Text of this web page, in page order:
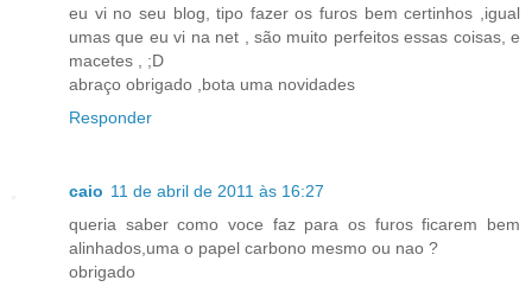
eu vi no seu blog, tipo fazer os furos bem certinhos ,igual
umas que eu vi na net , são muito perfeitos essas coisas, e
macetes , ;D
abraço obrigado ,bota uma novidades
Responder
caio 11 de abril de 2011 às 16:27
queria saber como voce faz para os furos ficarem bem
alinhados,uma o papel carbono mesmo ou nao ?
obrigado